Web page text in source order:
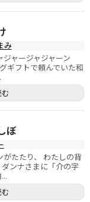
み
ャージャジャーン
ギフトで頼んでいた和
ぼ
たたり、 わたしの背
ンナさまに「介の字